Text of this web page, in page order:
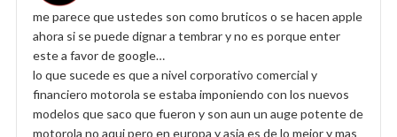
me parece que ustedes son como bruticos o se hacen apple
ahora si se puede dignar a tembrar y no es porque enter
este a favor de google…
lo que sucede es que a nivel corporativo comercial y
financiero motorola se estaba imponiendo con los nuevos
modelos que saco que fueron y son aun un auge potente de
motorola no aqui pero en europa y asia es de lo mejor y mas